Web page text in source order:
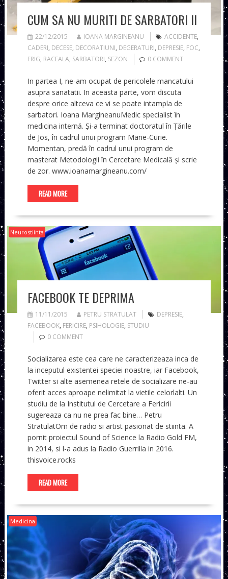
CUM SA NU MURITI DE SARBATORI II
22/12/2015 IOANA MARGINEANU ACCIDENTE,
CADERI, DECESE, DECORATIUNI, DEGERATURI, DEPRESIE, FOC,
FRIG, RACEALA, SARBATORI, SEZON 0 COMMENT
In partea I, ne-am ocupat de pericolele mancatului
asupra sanatatii. In aceasta parte, vom discuta
despre orice altceva ce vi se poate intampla de
sarbatori. Ioana MargineanuMedic specialist în
medicina internă. Și-a terminat doctoratul în Țările
de Jos, în cadrul unui program Marie-Curie.
Momentan, predă în cadrul unui program de
masterat Metodologii în Cercetare Medicală și scrie
de zor. www.ioanamargineanu.com/
READ MORE
Neurostiinta
FACEBOOK TE DEPRIMA
11/11/2015 PETRU STRATULAT DEPRESIE,
FACEBOOK, FERICIRE, PSIHOLOGIE, STUDIU
0 COMMENT
Socializarea este cea care ne caracterizeaza inca de
la inceputul existentei speciei noastre, iar Facebook,
Twitter si alte asemenea retele de socializare ne-au
oferit acces aproape nelimitat la vietile celorlalti. Un
studiu de la Institutul de Cercetare a Fericirii
sugereaza ca nu ne prea fac bine… Petru
StratulatOm de radio si artist pasionat de stiinta. A
pornit proiectul Sound of Science la Radio Gold FM,
in 2014, si l-a adus la Radio Guerrilla in 2016.
thisvoice.rocks
READ MORE
Medicina